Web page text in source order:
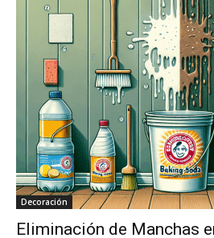
Decoración
Eliminación de Manchas